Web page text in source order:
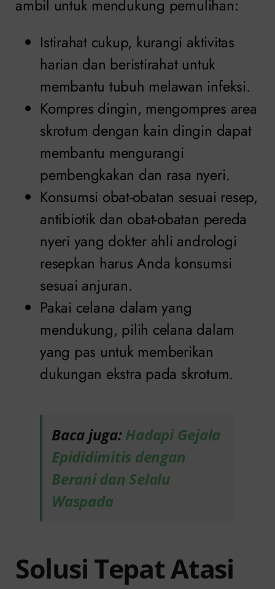
ambil untuk mendukung pemulihan:
Istirahat cukup, kurangi aktivitas
harian dan beristirahat untuk
membantu tubuh melawan infeksi.
Kompres dingin, mengompres area
skrotum dengan kain dingin dapat
membantu mengurangi
pembengkakan dan rasa nyeri.
Konsumsi obat-obatan sesuai resep,
antibiotik dan obat-obatan pereda
nyeri yang dokter ahli andrologi
resepkan harus Anda konsumsi
sesuai anjuran.
Pakai celana dalam yang
mendukung, pilih celana dalam
yang pas untuk memberikan
dukungan ekstra pada skrotum.
Baca juga:Hadapi Gejala
Epididimitis dengan
Berani dan Selalu
Waspada
Solusi Tepat Atasi